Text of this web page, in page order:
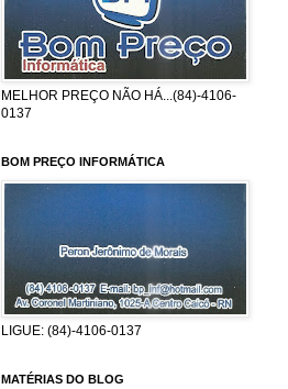
MELHOR PREÇO NÃO HÁ...(84)-4106-
0137
BOM PREÇO INFORMÁTICA
LIGUE: (84)-4106-0137
MATÉRIAS DO BLOG